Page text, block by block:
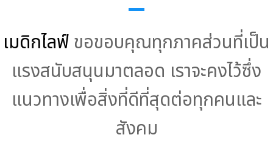
เมดิกไลฟ์ ขอขอบคุณทุกภาคส่วนที่เป็น
แรงสนับสนุนมาตลอด เราจะคงไว้ซึ่ง
แนวทางเพื่อสิ่งที่ดีที่สุดต่อทุกคนและ
สังคม